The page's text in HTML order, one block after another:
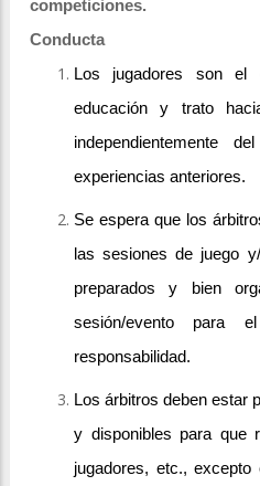
competiciones.
Conducta
Los jugadores son
educación y trato
independientemente
experiencias anteriores.
Se espera que los
las sesiones de juego
preparados y bien
sesión/evento para
responsabilidad.
Los árbitros deben estar
y disponibles para que
jugadores, etc.,